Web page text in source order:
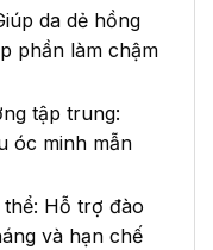
da dẻ hồng
phần làm chậm
tập trung:
óc minh mẫn
Hỗ trợ đào
và hạn chế